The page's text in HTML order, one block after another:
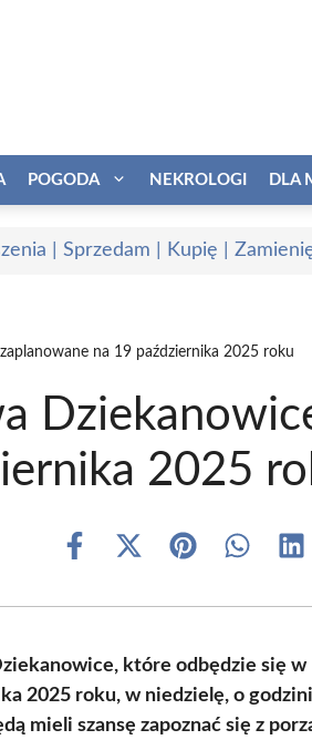
POGODA NEKROLOGI DLA
| Sprzedam | Kupię |
na 19 października 2025 roku
2025
Share
Share
(Twitter)
Share Share
które odbędzie się w
2025 roku, w niedzielę, o
mieli szansę zapoznać się z